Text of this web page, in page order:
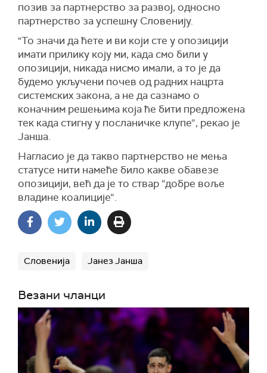
позив за партнерство за развој, односно
партнерство за успешну Словенију.
"То значи да ћете и ви који сте у опозицији
имати прилику коју ми, када смо били у
опозицији, никада нисмо имали, а то је да
будемо укључени почев од радних нацрта
системских закона, а не да сазнамо о
коначним решењима која ће бити предложена
тек када стигну у посланичке клупе“, рекао је
Јанша.
Нагласио је да такво партнерство не мења
статусе нити намеће било какве обавезе
опозицији, већ да је то ствар “добре воље
владине коалиције“.
Словенија Јанез Јанша
Везани чланци